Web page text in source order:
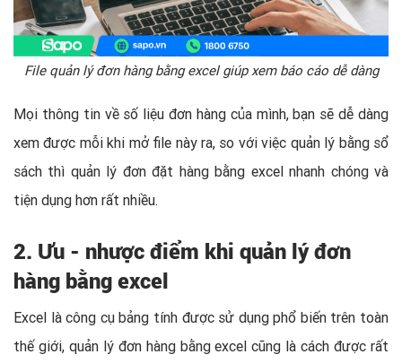
File quản lý đơn hàng bằng excel giúp xem báo cáo dễ dàng
Mọi thông tin về số liệu đơn hàng của mình, bạn sẽ dễ dàng
xem được mỗi khi mở file này ra, so với việc quản lý bằng sổ
sách thì quản lý đơn đặt hàng bằng excel nhanh chóng và
tiện dụng hơn rất nhiều.
2. Ưu - nhược điểm khi quản lý đơn
hàng bằng excel
Excel là công cụ bảng tính được sử dụng phổ biến trên toàn
thế giới, quản lý đơn hàng bằng excel cũng là cách được rất